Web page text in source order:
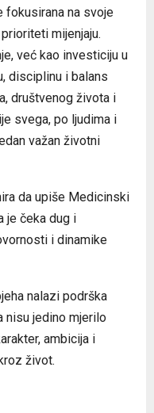
na svoje
mijenjaju.
već kao investiciju u
disciplinu i balans
društvenog života i
svega, po ljudima i
važan životni
da upiše Medicinski
je čeka dug i
i dinamike
nalazi podrška
nisu jedino mjerilo
ambicija i
život.